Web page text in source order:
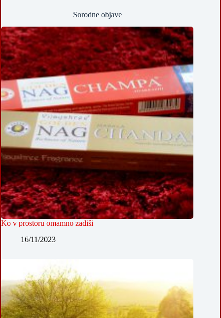
Sorodne objave
Ko v prostoru omamno zadiši
16/11/2023